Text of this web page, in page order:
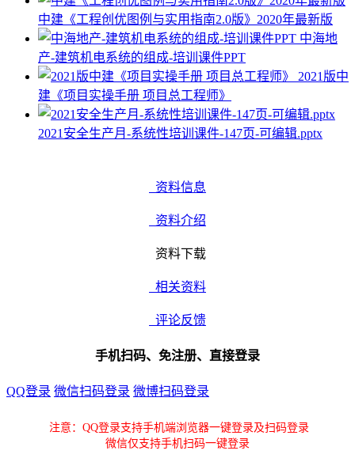
中建《工程创优图例与实用指南2.0版》2020年最新版
中海地
产-建筑机电系统的组成-培训课件PPT
2021版中
建《项目实操手册 项目总工程师》
2021安全生产月-系统性培训课件-147页-可编辑.pptx
资料信息
资料介绍
资料下载
相关资料
评论反馈
手机扫码、免注册、直接登录
QQ登录 微信扫码登录 微博扫码登录
注意：QQ登录支持手机端浏览器一键登录及扫码登录
微信仅支持手机扫码一键登录